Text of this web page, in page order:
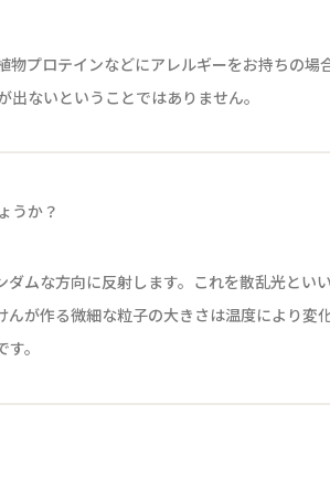
プロテインなどにアレルギーをお持ちの場
ないということではありません。
うか？
ムな方向に反射します。これを散乱光とい
が作る微細な粒子の大きさは温度により変
。